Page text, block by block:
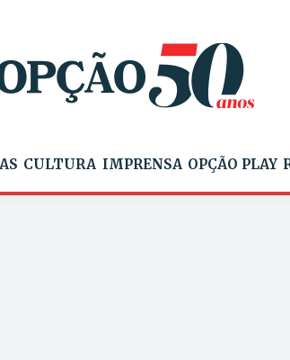
CULTURA IMPRENSA OPÇÃO PLAY